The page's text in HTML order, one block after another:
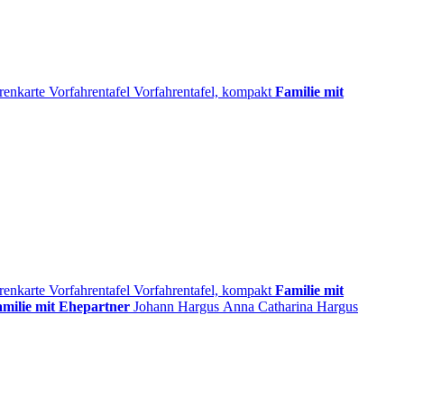
Vorfahrentafel Vorfahrentafel, kompakt Familie mit
Vorfahrentafel Vorfahrentafel, kompakt Familie mit
mit Ehepartner Johann Hargus Anna Catharina Hargus